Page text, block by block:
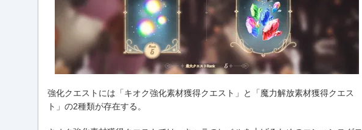
強化クエストには「キオク強化素材獲得クエスト」と「魔力解放素材獲得クエス
ト」の2種類が存在する。